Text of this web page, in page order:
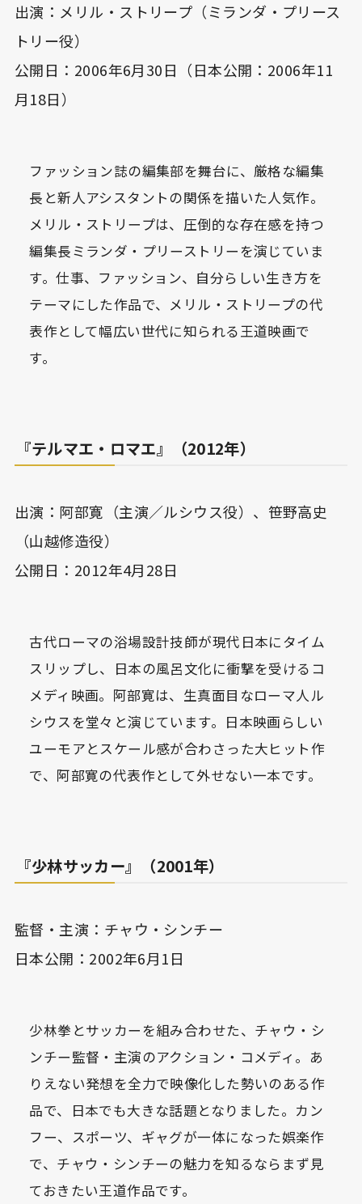
出演：メリル・ストリープ（ミランダ・プリース
トリー役）
公開日：2006年6月30日（日本公開：2006年11
月18日）
ファッション誌の編集部を舞台に、厳格な編集
長と新人アシスタントの関係を描いた人気作。
メリル・ストリープは、圧倒的な存在感を持つ
編集長ミランダ・プリーストリーを演じていま
す。仕事、ファッション、自分らしい生き方を
テーマにした作品で、メリル・ストリープの代
表作として幅広い世代に知られる王道映画で
す。
『テルマエ・ロマエ』（2012年）
出演：阿部寛（主演／ルシウス役）、笹野高史
（山越修造役）
公開日：2012年4月28日
古代ローマの浴場設計技師が現代日本にタイム
スリップし、日本の風呂文化に衝撃を受けるコ
メディ映画。阿部寛は、生真面目なローマ人ル
シウスを堂々と演じています。日本映画らしい
ユーモアとスケール感が合わさった大ヒット作
で、阿部寛の代表作として外せない一本です。
『少林サッカー』（2001年）
監督・主演：チャウ・シンチー
日本公開：2002年6月1日
少林拳とサッカーを組み合わせた、チャウ・シ
ンチー監督・主演のアクション・コメディ。あ
りえない発想を全力で映像化した勢いのある作
品で、日本でも大きな話題となりました。カン
フー、スポーツ、ギャグが一体になった娯楽作
で、チャウ・シンチーの魅力を知るならまず見
ておきたい王道作品です。